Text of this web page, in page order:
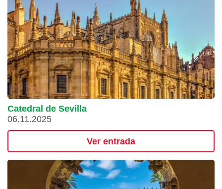
Catedral de Sevilla
06.11.2025
Ver entrada